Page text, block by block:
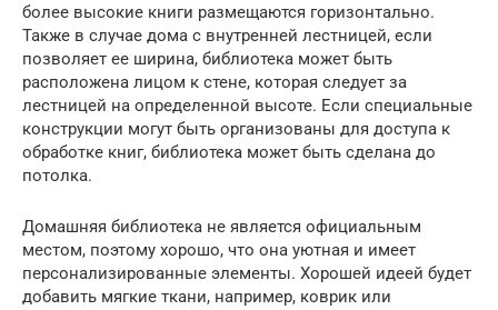
более высокие книги размещаются горизонтально.
Также в случае дома с внутренней лестницей, если
позволяет ее ширина, библиотека может быть
расположена лицом к стене, которая следует за
лестницей на определенной высоте. Если специальные
конструкции могут быть организованы для доступа к
обработке книг, библиотека может быть сделана до
потолка.
Домашняя библиотека не является официальным
местом, поэтому хорошо, что она уютная и имеет
персонализированные элементы. Хорошей идеей будет
добавить мягкие ткани, например, коврик или